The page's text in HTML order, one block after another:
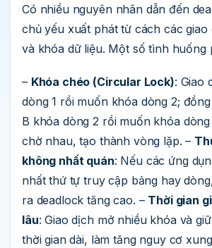
Có nhiều nguyên nhân dẫn đến
chủ yếu xuất phát từ cách các
và khóa dữ liệu. Một số tình huống
– Khóa chéo (Circular Lock): Giao
dòng 1 rồi muốn khóa dòng 2;
B khóa dòng 2 rồi muốn khóa dòng
chờ nhau, tạo thành vòng lặp. –
không nhất quán: Nếu các ứng
nhất thứ tự truy cập bảng hay
ra deadlock tăng cao. – Thời gian
lâu: Giao dịch mở nhiều khóa và
thời gian dài, làm tăng nguy cơ